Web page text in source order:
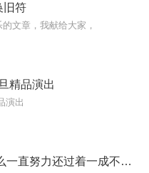
旧符
文章，我献给大家，
精品演出
演出
富爸爸穷爸爸 为什么一直努力还过着一成不变的生活